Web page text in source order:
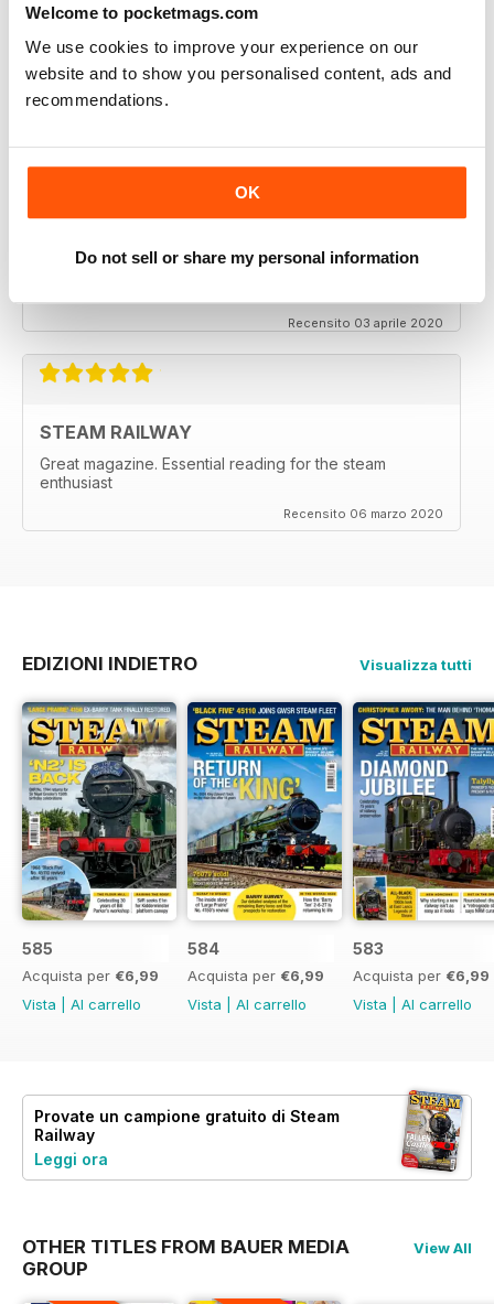
Welcome to pocketmags.com
We use cookies to improve your experience on our
website and to show you personalised content, ads and
recommendations.
OK
Do not sell or share my personal information
STEAM RAILWAY
Fantastic read, great roundup of the Bluebell Railway
60th.
STEAM RAILWAY
A first class magazine totally devoted to all types
heritage steam. The only one of it's kind to do so.
Recensito 03 aprile 2020
STEAM RAILWAY
Great magazine. Essential reading for the steam
enthusiast
Recensito 06 marzo 2020
EDIZIONI INDIETRO Visualizza tutti
585
Acquista per €6,99
Vista
Al carrello
584
Acquista per €6,99
Vista
Al carrello
583
Acquista per €6,99
Vista
Al carrello
Provate un campione gratuito di Steam
Railway
Leggi ora
OTHER TITLES FROM BAUER MEDIA
GROUP
View All